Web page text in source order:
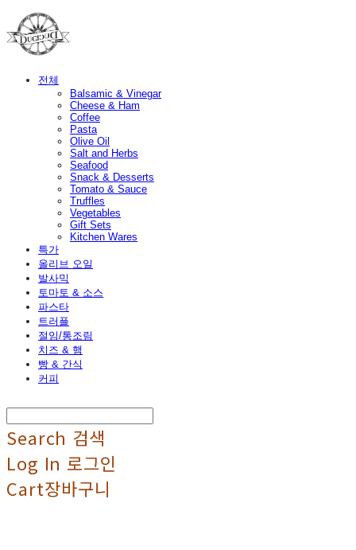
전체
Balsamic & Vinegar
Cheese & Ham
Coffee
Pasta
Olive Oil
Salt and Herbs
Seafood
Snack & Desserts
Tomato & Sauce
Truffles
Vegetables
Gift Sets
Kitchen Wares
특가
올리브 오일
발사믹
토마토 & 소스
파스타
트러플
절임/통조림
치즈 & 햄
빵 & 간식
커피
Search 검색
Log In 로그인
Cart장바구니